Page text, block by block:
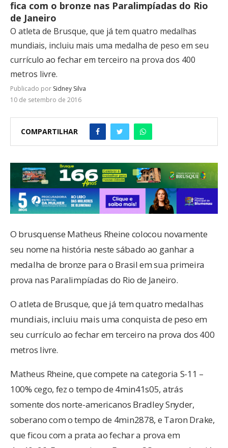
fica com o bronze nas Paralimpíadas do Rio
de Janeiro
O atleta de Brusque, que já tem quatro medalhas
mundiais, incluiu mais uma medalha de peso em seu
currículo ao fechar em terceiro na prova dos 400
metros livre.
Publicado por Sidney Silva
10 de setembro de 2016
COMPARTILHAR
O brusquense Matheus Rheine colocou novamente
seu nome na história neste sábado ao ganhar a
medalha de bronze para o Brasil em sua primeira
prova nas Paralimpíadas do Rio de Janeiro.
O atleta de Brusque, que já tem quatro medalhas
mundiais, incluiu mais uma conquista de peso em
seu currículo ao fechar em terceiro na prova dos 400
metros livre.
Matheus Rheine, que compete na categoria S-11 –
100% cego, fez o tempo de 4min41s05, atrás
somente dos norte-americanos Bradley Snyder,
soberano com o tempo de 4min2878, e Taron Drake,
que ficou com a prata ao fechar a prova em